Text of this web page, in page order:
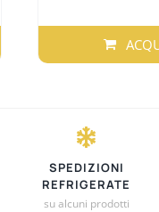
QUESTO
VARIANTI.
LE
OPZIONI
SPEDIZIONI
REFRIGERATE
su alcuni prodotti